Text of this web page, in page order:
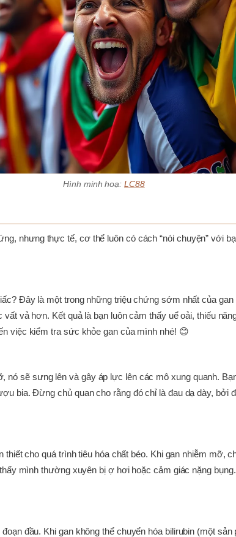
Hình minh hoạ:LC88
nhưng thực tế, cơ thể luôn có cách “nói chuyện” với
Đây là một trong những triệu chứng sớm nhất của
vả hơn. Kết quả là bạn luôn cảm thấy uể oải, thiếu
việc kiểm tra sức khỏe gan của mình nhé! 😊
nó sẽ sưng lên và gây áp lực lên các mô xung quanh.
bia. Đừng chủ quan cho rằng đó chỉ là đau dạ dày, bởi
cho quá trình tiêu hóa chất béo. Khi gan nhiễm mỡ,
mình thường xuyên bị ợ hơi hoặc cảm giác nặng
đầu. Khi gan không thể chuyển hóa bilirubin (một